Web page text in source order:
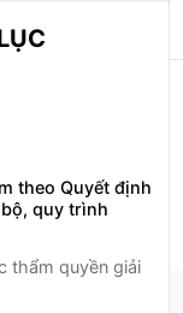
theo Quyết định
quy trình
thẩm quyền giải